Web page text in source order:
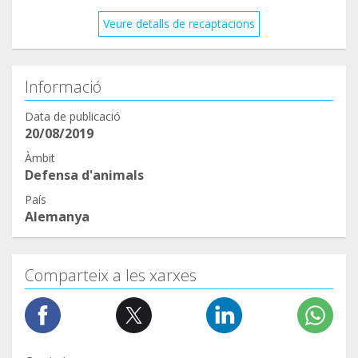
Veure detalls de recaptacions
Informació
Data de publicació
20/08/2019
Àmbit
Defensa d'animals
País
Alemanya
Comparteix a les xarxes